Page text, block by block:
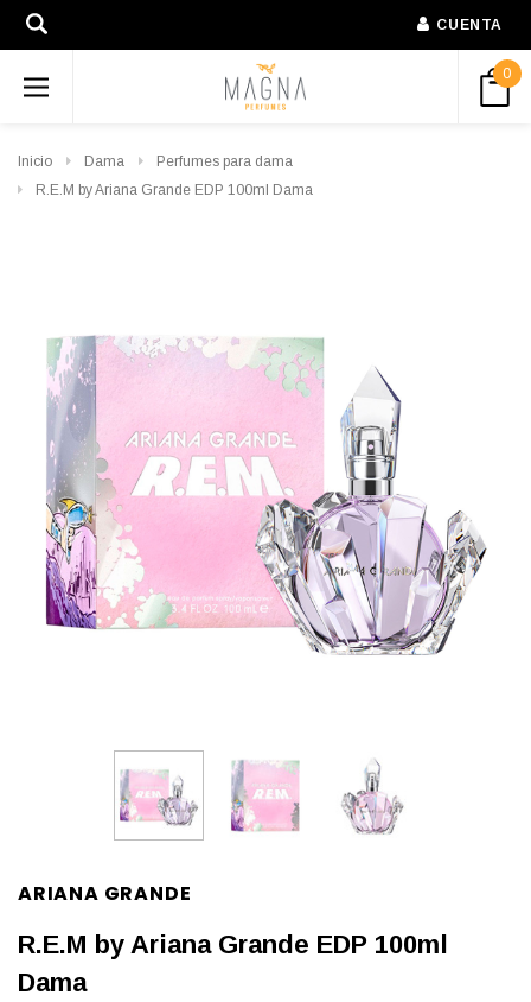
CUENTA
0
Inicio Dama
Perfumes para dama
R.E.M by Ariana Grande EDP 100ml Dama
ARIANA GRANDE
R.E.M by Ariana Grande EDP 100ml
Dama